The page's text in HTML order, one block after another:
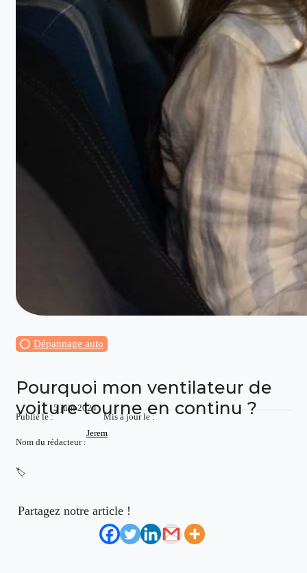
Dépannage auto
Pourquoi mon ventilateur de
voiture tourne en continu ?
Publié le :
5 juin 2024
Mis à jour le :
Nom du rédacteur :
Jerem
🏷️
Partagez notre article !